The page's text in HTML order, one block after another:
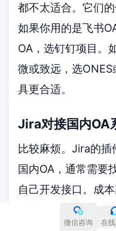
都不太适合。它们
如果你用的是飞书
OA，选钉钉项目。
微或致远，选
具更合适。
Jira对接国内OA
比较麻烦。Jira的
国内OA，通常需要
自己开发接口。成
度很高的团队才值
微信咨询 在